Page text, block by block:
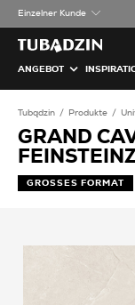
Einzelner Kunde
ANGEBOT
Tubądzin Produkte
GRAND
GROSSES FORMAT